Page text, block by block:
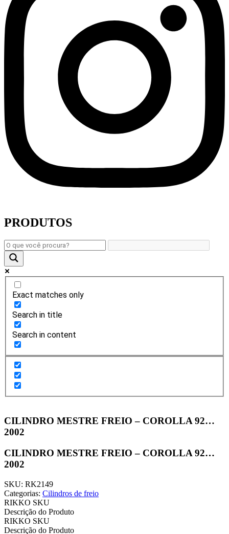
PRODUTOS
Exact matches only
Search in title
Search in content
CILINDRO MESTRE FREIO – COROLLA 92…
2002
CILINDRO MESTRE FREIO – COROLLA 92…
2002
SKU: RK2149
Categorias: Cilindros de freio
RIKKO SKU
Descrição do Produto
RIKKO SKU
Descrição do Produto